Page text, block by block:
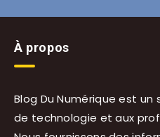
À propos
Blog Du Numérique est
de technologie et aux